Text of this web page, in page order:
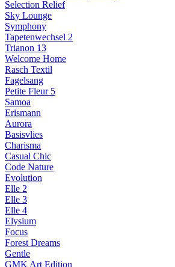
Selection Relief
Sky Lounge
Symphony
Tapetenwechsel 2
Trianon 13
Welcome Home
Rasch Textil
Fagelsang
Petite Fleur 5
Samoa
Erismann
Aurora
Basisvlies
Charisma
Casual Chic
Code Nature
Evolution
Elle 2
Elle 3
Elle 4
Elysium
Focus
Forest Dreams
Gentle
GMK Art Edition